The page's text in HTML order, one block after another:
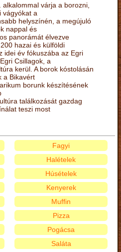
várja a borozni,
vágyókat a
helyszínén, a megújuló
nappal és
panorámát élvezve
hazai és külföldi
idei év fókuszába az Egri
Csillagok, a
kerül. A borok kóstolásán
a Bikavért
borunk készítésének
találkozását gazdag
teszi most
Fagyi
Halételek
Húsételek
Kenyerek
Muffin
Pizza
Pogácsa
Saláta